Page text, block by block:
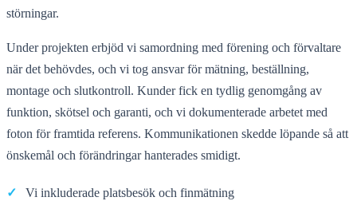
störningar.
Under projekten erbjöd vi samordning med förening och förvaltare
när det behövdes, och vi tog ansvar för mätning, beställning,
montage och slutkontroll. Kunder fick en tydlig genomgång av
funktion, skötsel och garanti, och vi dokumenterade arbetet med
foton för framtida referens. Kommunikationen skedde löpande så att
önskemål och förändringar hanterades smidigt.
✓ Vi inkluderade platsbesök och finmätning